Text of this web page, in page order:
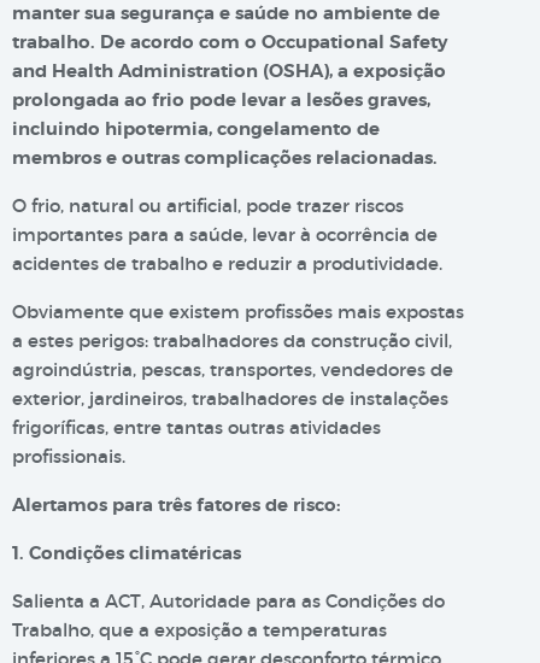
manter sua segurança e saúde no ambiente de
trabalho. De acordo com o Occupational Safety
and Health Administration (OSHA), a exposição
prolongada ao frio pode levar a lesões graves,
incluindo hipotermia, congelamento de
membros e outras complicações relacionadas.
O frio, natural ou artificial, pode trazer riscos
importantes para a saúde, levar à ocorrência de
acidentes de trabalho e reduzir a produtividade.
Obviamente que existem profissões mais expostas
a estes perigos: trabalhadores da construção civil,
agroindústria, pescas, transportes, vendedores de
exterior, jardineiros, trabalhadores de instalações
frigoríficas, entre tantas outras atividades
profissionais.
Alertamos para três fatores de risco:
1. Condições climatéricas
Salienta a ACT, Autoridade para as Condições do
Trabalho, que a exposição a temperaturas